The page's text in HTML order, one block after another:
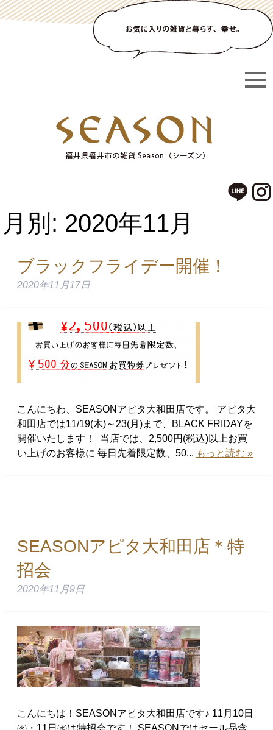
月別: 2020年11月
ブラックフライデー開催！
2020年11月17日
こんにちわ、SEASONアピタ大和田店です。 アピタ大
和田店では11/19(木)～23(月)まで、BLACK FRIDAYを
開催いたします！ 当店では、2,500円(税込)以上お買
い上げのお客様に 毎日先着限定数、50... もっと読む »
SEASONアピタ大和田店＊特
招会
2020年11月9日
こんにちは！SEASONアピタ大和田店です♪ 11月10日
㈫・11日㈬は特招会です！ SEASONではセール品含